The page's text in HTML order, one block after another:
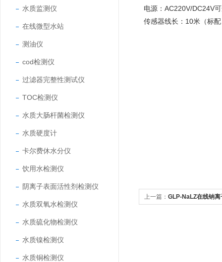
水质监测仪
在线微型水站
测油仪
cod检测仪
过滤器完整性测试仪
TOC检测仪
水质大肠杆菌检测仪
水质硬度计
卡尔费休水分仪
饮用水检测仪
阴离子表面活性剂检测仪
水质双氧水检测仪
水质硫化物检测仪
水质镍检测仪
水质铜检测仪
电源：AC220V/DC24V
传感器线长：10米（标
上一篇： GLP-NaLZ在线钠离